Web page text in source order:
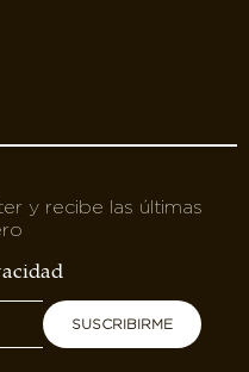
y recibe las últimas
SUSCRIBIRME